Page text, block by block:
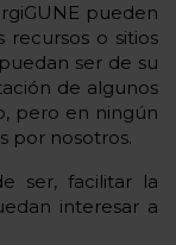
pueden
o sitios
ser de su
de algunos
pero en ningún
por nosotros.
ser, facilitar la
interesar a